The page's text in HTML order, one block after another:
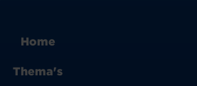
Home
Thema's